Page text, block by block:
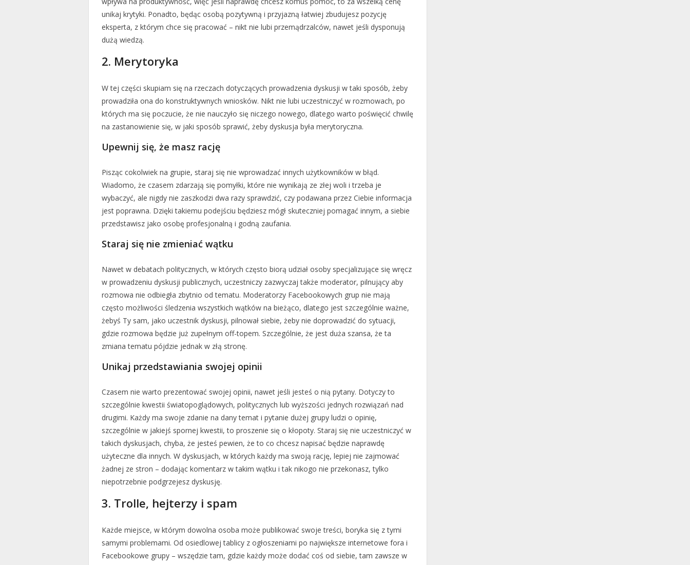
unikaj krytyki. Ponadto, będąc osobą pozytywną i przyjazną łatwiej zbudujesz pozycję
eksperta, z którym chce się pracować – nikt nie lubi przemądrzalców, nawet jeśli dysponują
dużą wiedzą.
2. Merytoryka
W tej części skupiam się na rzeczach dotyczących prowadzenia dyskusji w taki sposób, żeby
prowadziła ona do konstruktywnych wniosków. Nikt nie lubi uczestniczyć w rozmowach, po
których ma się poczucie, że nie nauczyło się niczego nowego, dlatego warto poświęcić chwilę
na zastanowienie się, w jaki sposób sprawić, żeby dyskusja była merytoryczna.
Upewnij się, że masz rację
Pisząc cokolwiek na grupie, staraj się nie wprowadzać innych użytkowników w błąd.
Wiadomo, że czasem zdarzają się pomyłki, które nie wynikają ze złej woli i trzeba je
wybaczyć, ale nigdy nie zaszkodzi dwa razy sprawdzić, czy podawana przez Ciebie informacja
jest poprawna. Dzięki takiemu podejściu będziesz mógł skuteczniej pomagać innym, a siebie
przedstawisz jako osobę profesjonalną i godną zaufania.
Staraj się nie zmieniać wątku
Nawet w debatach politycznych, w których często biorą udział osoby specjalizujące się wręcz
w prowadzeniu dyskusji publicznych, uczestniczy zazwyczaj także moderator, pilnujący aby
rozmowa nie odbiegła zbytnio od tematu. Moderatorzy Facebookowych grup nie mają
często możliwości śledzenia wszystkich wątków na bieżąco, dlatego jest szczególnie ważne,
żebyś Ty sam, jako uczestnik dyskusji, pilnował siebie, żeby nie doprowadzić do sytuacji,
gdzie rozmowa będzie już zupełnym off-topem. Szczególnie, że jest duża szansa, że ta
zmiana tematu pójdzie jednak w złą stronę.
Unikaj przedstawiania swojej opinii
Czasem nie warto prezentować swojej opinii, nawet jeśli jesteś o nią pytany. Dotyczy to
szczególnie kwestii światopoglądowych, politycznych lub wyższości jednych rozwiązań nad
drugimi. Każdy ma swoje zdanie na dany temat i pytanie dużej grupy ludzi o opinię,
szczególnie w jakiejś spornej kwestii, to proszenie się o kłopoty. Staraj się nie uczestniczyć w
takich dyskusjach, chyba, że jesteś pewien, że to co chcesz napisać będzie naprawdę
użyteczne dla innych. W dyskusjach, w których każdy ma swoją rację, lepiej nie zajmować
żadnej ze stron – dodając komentarz w takim wątku i tak nikogo nie przekonasz, tylko
niepotrzebnie podgrzejesz dyskusję.
3. Trolle, hejterzy i spam
Każde miejsce, w którym dowolna osoba może publikować swoje treści, boryka się z tymi
samymi problemami. Od osiedlowej tablicy z ogłoszeniami po największe internetowe fora i
Facebookowe grupy – wszędzie tam, gdzie każdy może dodać coś od siebie, tam zawsze w